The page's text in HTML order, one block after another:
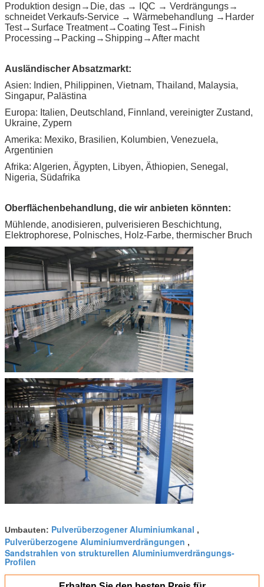
Produktion design→Die, das → IQC → Verdrängungs→
schneidet Verkaufs-Service → Wärmebehandlung →Harder
Test→Surface Treatment→Coating Test→Finish
Processing→Packing→Shipping→After macht
Ausländischer Absatzmarkt:
Asien: Indien, Philippinen, Vietnam, Thailand, Malaysia,
Singapur, Palästina
Europa: Italien, Deutschland, Finnland, vereinigter Zustand,
Ukraine, Zypern
Amerika: Mexiko, Brasilien, Kolumbien, Venezuela,
Argentinien
Afrika: Algerien, Ägypten, Libyen, Äthiopien, Senegal,
Nigeria, Südafrika
Oberflächenbehandlung, die wir anbieten könnten:
Mühlende, anodisieren, pulverisieren Beschichtung,
Elektrophorese, Polnisches, Holz-Farbe, thermischer Bruch
Umbauten: Pulverüberzogener Aluminiumkanal ,
Pulverüberzogene Aluminiumverdrängungen ,
Sandstrahlen von strukturellen Aluminiumverdrängungs-
Profilen